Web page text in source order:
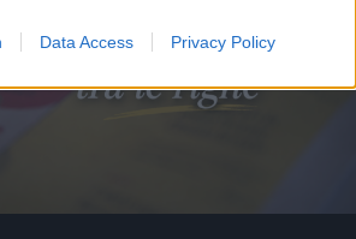
Data Access Privacy Policy